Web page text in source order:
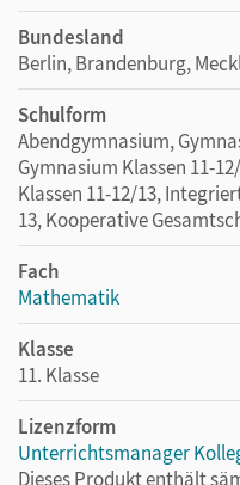
Bundesland
Berlin, Brandenburg,
Schulform
Abendgymnasium,
Gymnasium Klassen 11-
Klassen 11-12/13,
13, Kooperative
Fach
Mathematik
Klasse
11. Klasse
Lizenzform
Unterrichtsmanager
Dieses Produkt enthält